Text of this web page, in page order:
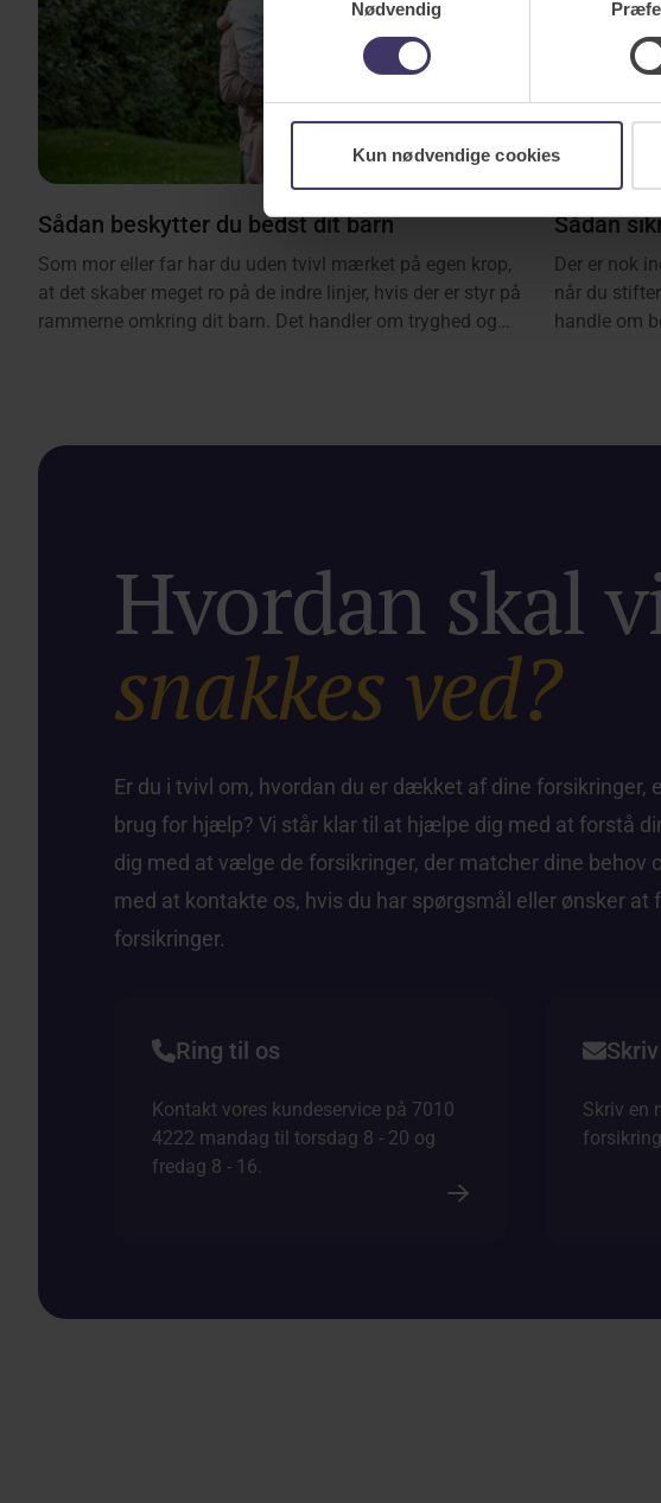
Nødvendig
Kun nødvendige cookies
Sådan beskytter du bedst dit barn
Som mor eller far har du uden tvivl mærket på egen krop,
at det skaber meget ro på de indre linjer, hvis der er styr på
rammerne omkring dit barn. Det handler om tryghed og
fundament, som er en støtte for dig og familien, hvis
Sådan
Der er nok
når du
handle om
Hvordan skal
snakkes ved?
Er du i tvivl om, hvordan du er dækket af dine forsikringer,
brug for hjælp? Vi står klar til at hjælpe dig med at forstå
dig med at vælge de forsikringer, der matcher dine behov
med at kontakte os, hvis du har spørgsmål eller ønsker at
forsikringer.
Ring til os
Kontakt vores kundeservice på 7010
4222 mandag til torsdag 8 - 20 og
fredag 8 - 16.
Skriv en